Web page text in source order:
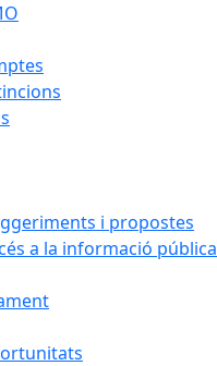
i propostes
a la informació pública